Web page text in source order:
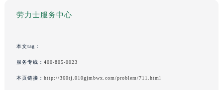
劳力士服务中心
本文tag：
服务专线： 400-805-0023
本页链接： http://360tj.010gjmbwx.com/problem/711.html